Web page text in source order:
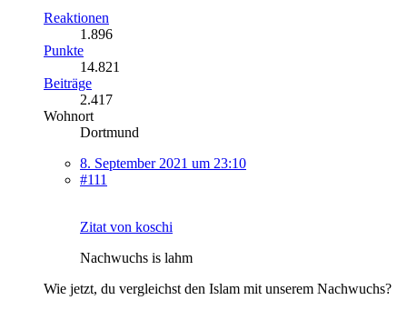
Reaktionen
1.896
Punkte
14.821
Beiträge
2.417
Wohnort
Dortmund
8. September 2021 um 23:10
#111
Zitat von koschi
Nachwuchs is lahm
Wie jetzt, du vergleichst den Islam mit unserem Nachwuchs?